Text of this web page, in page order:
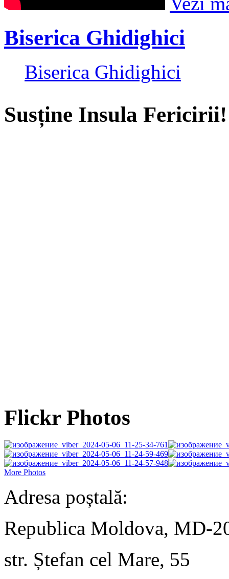
Biserica Ghidighici
Biserica Ghidighici
Susține Insula Fericirii!
Flickr Photos
More Photos
Adresa poștală:
Republica Moldova, MD-
str. Ștefan cel Mare, 55